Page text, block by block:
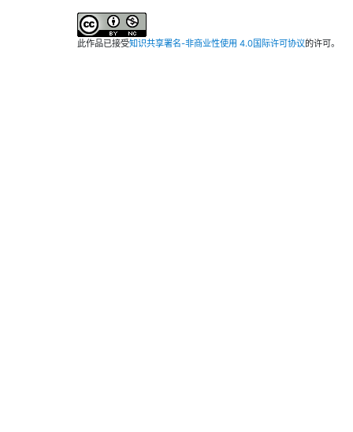
此作品已接受知识共享署名-非商业性使用 4.0国际许可协议的许可。